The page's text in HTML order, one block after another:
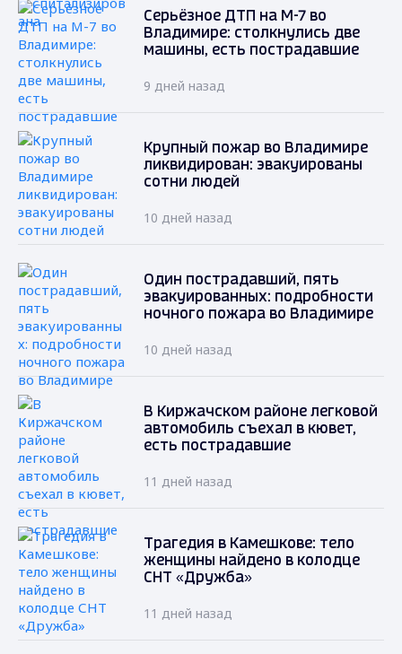
Серьёзное ДТП на М-7 во
Владимире: столкнулись две
машины, есть пострадавшие
9 дней назад
Крупный пожар во Владимире
ликвидирован: эвакуированы
сотни людей
10 дней назад
Один пострадавший, пять
эвакуированных: подробности
ночного пожара во Владимире
10 дней назад
В Киржачском районе легковой
автомобиль съехал в кювет,
есть пострадавшие
11 дней назад
Трагедия в Камешкове: тело
женщины найдено в колодце
СНТ «Дружба»
11 дней назад